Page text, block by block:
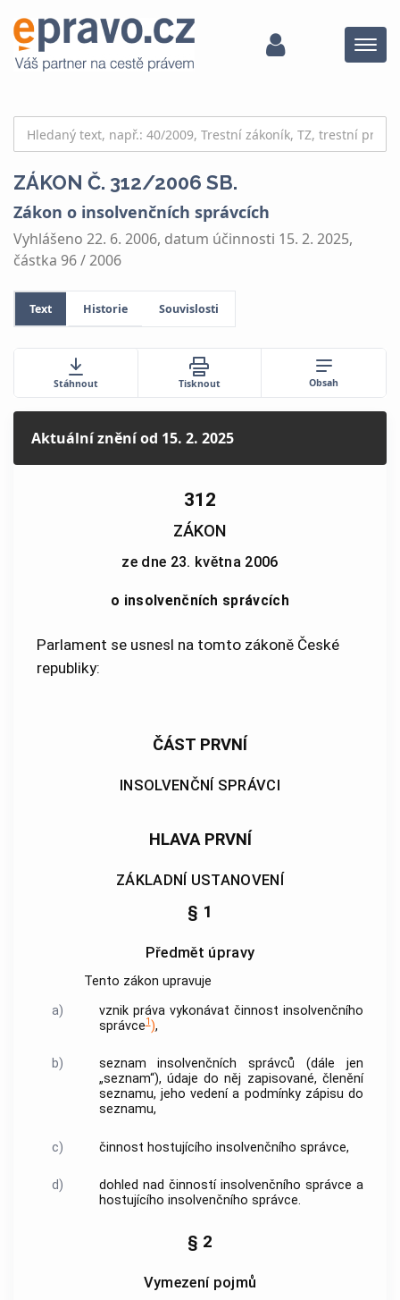
Menu
ZÁKON Č. 312/2006 SB.
Zákon o insolvenčních správcích
Vyhlášeno 22. 6. 2006, datum účinnosti 15. 2. 2025,
částka 96 / 2006
Text Historie Souvislosti
Stáhnout Tisknout Obsah
Aktuální zněníod 15. 2. 2025
312
ZÁKON
ze dne 23. května 2006
o insolvenčních správcích
Parlament se usnesl na tomto zákoně České
republiky:
ČÁST PRVNÍ
INSOLVENČNÍ SPRÁVCI
HLAVA PRVNÍ
ZÁKLADNÍ USTANOVENÍ
§ 1
Předmět úpravy
Tento zákon upravuje
a)
vznik práva vykonávat činnost insolvenčního
správce1),
b) seznaminsolvenčních správců (dále jen
„seznam“), údaje do něj zapisované, členění
seznamu, jeho vedení a podmínky zápisu do
seznamu,
c) činnost hostujícího insolvenčního správce,
d) dohled nad činností insolvenčního správce a
hostujícího insolvenčního správce.
§ 2
Vymezení pojmů